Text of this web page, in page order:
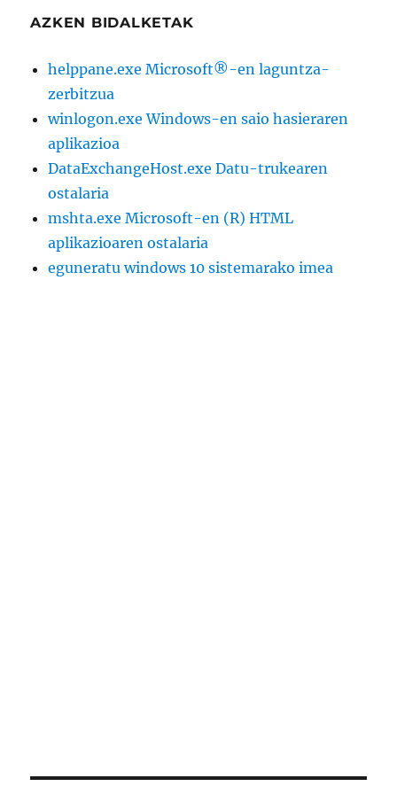
AZKEN BIDALKETAK
helppane.exe Microsoft®-en laguntza-
zerbitzua
winlogon.exe Windows-en saio hasieraren
aplikazioa
DataExchangeHost.exe Datu-trukearen
ostalaria
mshta.exe Microsoft-en (R) HTML
aplikazioaren ostalaria
eguneratu windows 10 sistemarako imea